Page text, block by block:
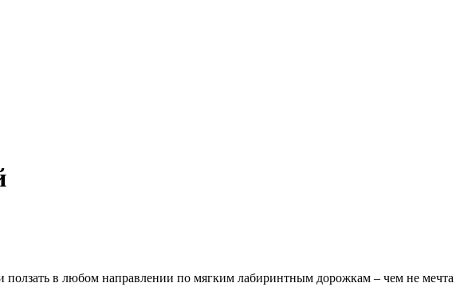
ползать в любом направлении по мягким лабиринтным дорожкам – чем не мечта